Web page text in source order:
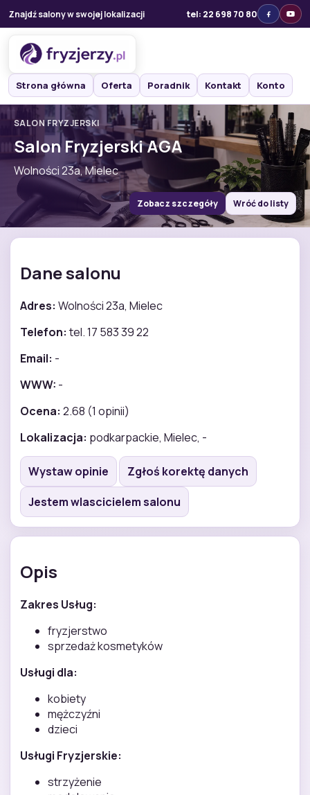
Znajdź salony w swojej lokalizacji tel: 22 698 70 80
Strona główna Oferta Poradnik Kontakt Konto
SALON FRYZJERSKI
Salon Fryzjerski AGA
Wolności 23a, Mielec
Zobacz szczegóły Wróć do listy
Dane salonu
Adres: Wolności 23a, Mielec
Telefon: tel. 17 583 39 22
Email: -
WWW: -
Ocena: 2.68 (1 opinii)
Lokalizacja: podkarpackie, Mielec, -
Wystaw opinie
Zgłoś korektę danych
Jestem wlascicielem salonu
Opis
Zakres Usług:
fryzjerstwo
sprzedaż kosmetyków
Usługi dla:
kobiety
mężczyźni
dzieci
Usługi Fryzjerskie:
strzyżenie